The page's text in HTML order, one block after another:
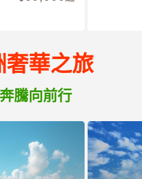
華之旅
騰向前行